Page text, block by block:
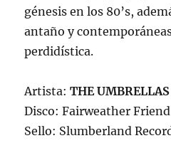
génesis en los 80’s,
antaño y
perdidística.
Artista:THE UMBRELLAS
Disco: Fairweather Friend
Sello: Slumberland